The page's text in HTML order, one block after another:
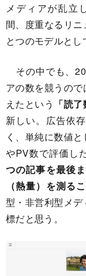
メディアが乱立
間、度重なるリ
とつのモデルとし
その中でも、
アの数を競うの
えたという 「読了
新しい。広告依
く、単純に数値
やPV数で評価し
つの記事を最後
（熱量）を測る
型・非営利型メ
標だと思う。